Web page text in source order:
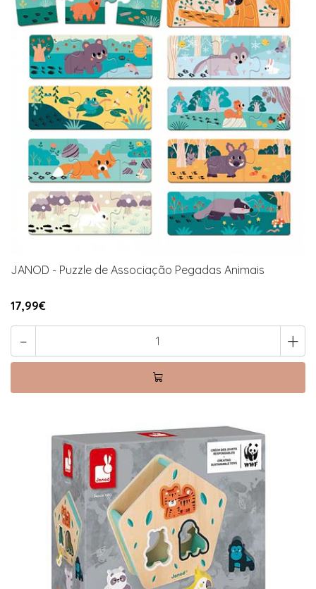
JANOD - Puzzle de Associação Pegadas Animais
17,99€
- +